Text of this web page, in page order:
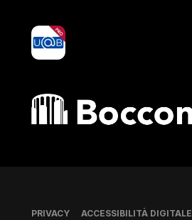
yoU@B
Bocconi shop
Piè di pagina
PRIVACY ACCESSIBILITÀ DIGITALE